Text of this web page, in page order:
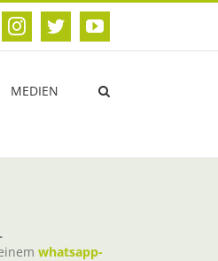
Instagram
TwitterYouTube
MEDIEN
whatsapp-